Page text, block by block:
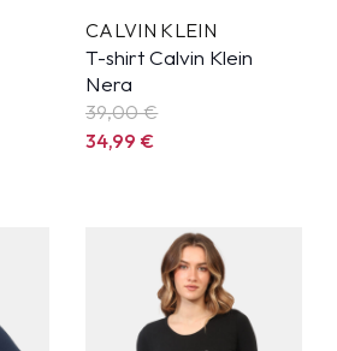
CALVIN KLEIN
T-shirt Calvin Klein
Nera
39,00 €
34,99€